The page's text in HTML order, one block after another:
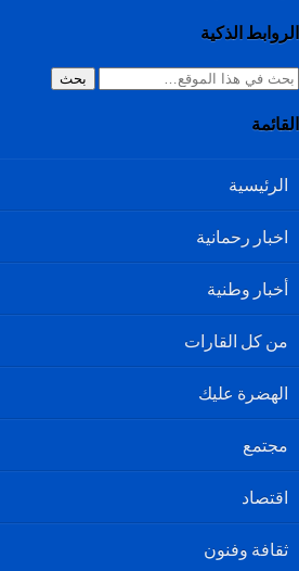
الروابط الذكية
بحث
القائمة
الرئيسية
اخبار رحمانية
أخبار وطنية
من كل القارات
الهضرة عليك
مجتمع
اقتصاد
ثقافة وفنون